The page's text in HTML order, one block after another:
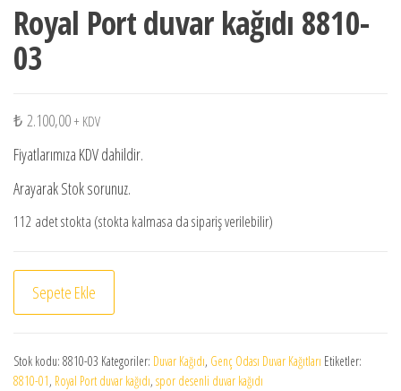
Royal Port duvar kağıdı 8810-
03
₺ 2.100,00 + KDV
Fiyatlarımıza KDV dahildir.
Arayarak Stok sorunuz.
112 adet stokta (stokta kalmasa da sipariş verilebilir)
Royal Port duvar kağıdı 8810-03 adet
Sepete Ekle
Stok kodu: 8810-03 Kategoriler: Duvar Kağıdı, Genç Odası Duvar Kağıtları Etiketler:
8810-01, Royal Port duvar kağıdı, spor desenli duvar kağıdı